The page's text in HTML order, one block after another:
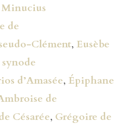
Minucius
de
Clément, Eusèbe
d’Amasée, Épiphane
de
Césarée, Grégoire de